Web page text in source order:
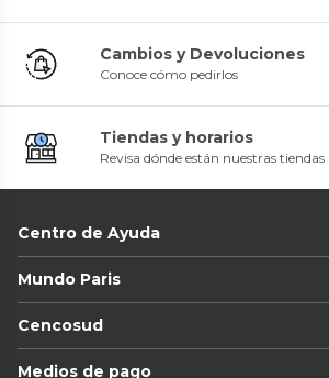
Cambios y Devoluciones
Conoce cómo pedirlos
Tiendas y horarios
Revisa dónde están nuestras tiendas
Centro de Ayuda
Mundo Paris
Cencosud
Medios de pago